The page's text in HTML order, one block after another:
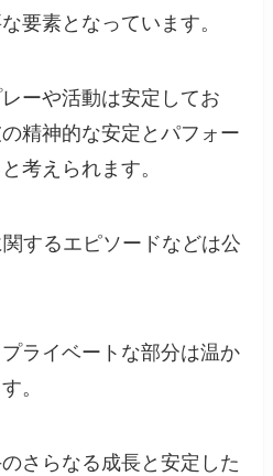
要素となっています。
ーや活動は安定してお
精神的な安定とパフォー
考えられます。
するエピソードなどは公
ライベートな部分は温か
。
さらなる成長と安定した